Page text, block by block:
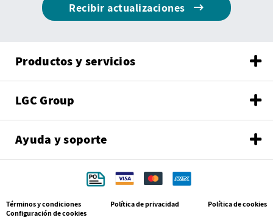
Recibir actualizaciones
Productos y servicios
LGC Group
Ayuda y soporte
Términos y condiciones Política de privacidad
Política de cookies
Configuración de cookies